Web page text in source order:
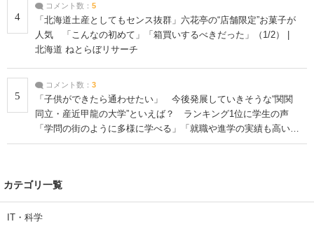
4
コメント数： 5
「北海道土産としてもセンス抜群」六花亭の“店舗限定”お菓子が
人気 「こんなの初めて」「箱買いするべきだった」（1/2） |
北海道 ねとらぼリサーチ
5
コメント数： 3
「子供ができたら通わせたい」 今後発展していきそうな“関関
同立・産近甲龍の大学”といえば？ ランキング1位に学生の声
「学問の街のように多様に学べる」「就職や進学の実績も高い」
| 大学 ねとらぼリサーチ
カテゴリ一覧
IT・科学